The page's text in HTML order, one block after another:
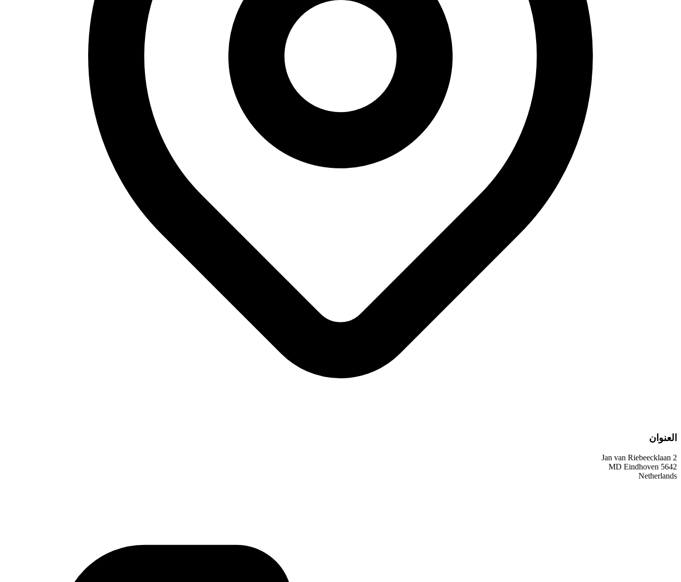
العنوان
Jan van Riebeecklaan 2
5642 MD Eindhoven
Netherlands